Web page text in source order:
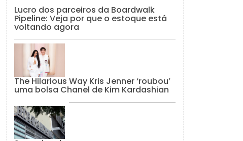
Lucro dos parceiros da Boardwalk
Pipeline: Veja por que o estoque está
voltando agora
The Hilarious Way Kris Jenner ‘roubou’
uma bolsa Chanel de Kim Kardashian